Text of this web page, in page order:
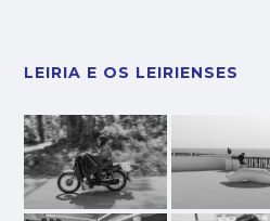
LEIRIA E OS LEIRIENSES